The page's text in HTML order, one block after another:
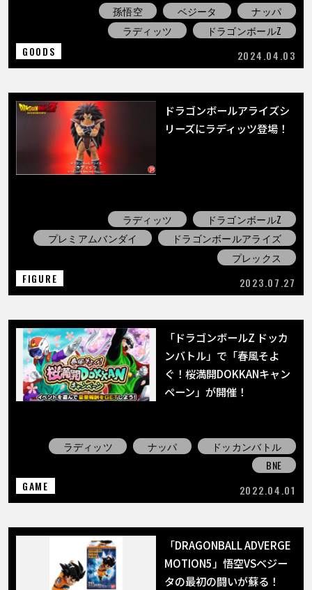
LANGUAGE
JP
EN FR DE ES
孫悟空 ベジータ
ナッパ
ラディッツ
ドラゴンボールZ
GOODS
2024.04.03
ドラゴンボールアライズシ
リーズにラディッツ登場！
ラディッツ
ドラゴンボールZ
プレミアムバンダイ
ドラゴンボールアライズ
プレックス
FIGURE
2023.07.27
「ドラゴンボールZ ドッカ
ンバトル」で「春風そよ
ぐ！桜満開DOKKANキャン
ペーン」が開催！
ラディッツ ナッパ
ドッカンバトル
BNE
GAME
2022.04.01
「DRAGONBALL ADVERGE
MOTION5」悟空VSベジー
タの最初の闘いが蘇る！